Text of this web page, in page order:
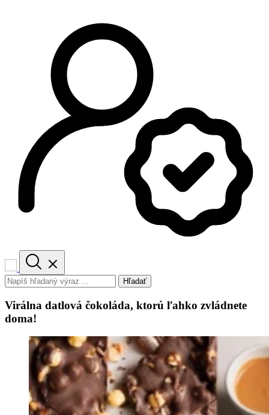
Hľadať
Virálna datlová čokoláda, ktorú ľahko zvládnete
doma!